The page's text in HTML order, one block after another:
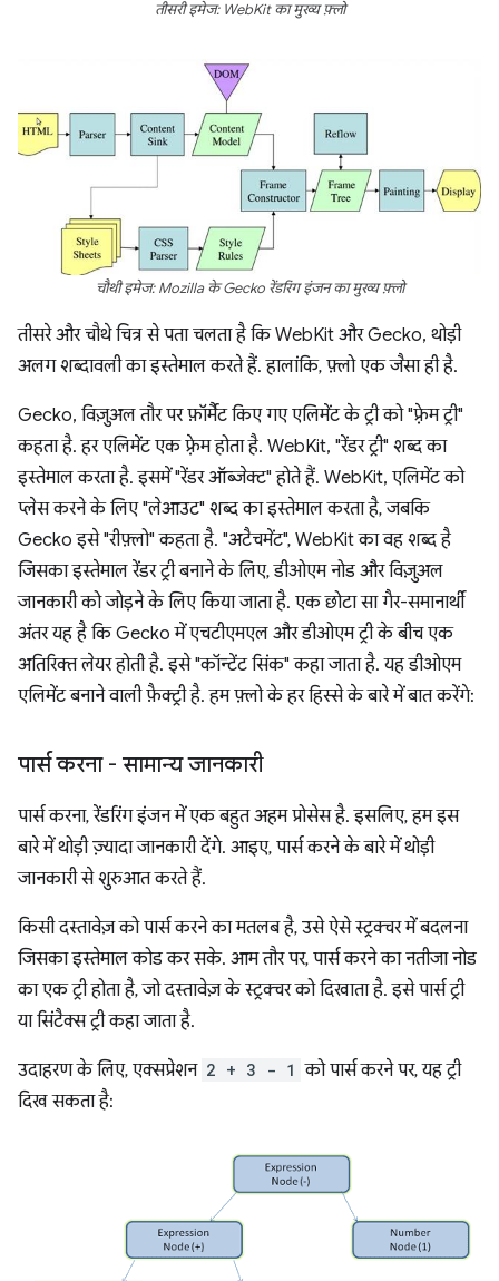
तीसरी इमेज: WebKit का मुख्य फ़्लो
चौथी इमेज: Mozilla के Gecko रेंडरिंग इंजन का मुख्य फ़्लो
तीसरे और चौथे चित्र से पता चलता है कि WebKit और Gecko, थोड़ी
अलग शब्दावली का इस्तेमाल करते हैं. हालांकि, फ़्लो एक जैसा ही है.
Gecko, विज़ुअल तौर पर फ़ॉर्मैट किए गए एलिमेंट के ट्री को "फ़्रेम ट्री"
कहता है. हर एलिमेंट एक फ़्रेम होता है. WebKit, "रेंडर ट्री" शब्द का
इस्तेमाल करता है. इसमें "रेंडर ऑब्जेक्ट" होते हैं. WebKit, एलिमेंट को
प्लेस करने के लिए "लेआउट" शब्द का इस्तेमाल करता है, जबकि
Gecko इसे "रीफ़्लो" कहता है. "अटैचमेंट", WebKit का वह शब्द है
जिसका इस्तेमाल रेंडर ट्री बनाने के लिए, डीओएम नोड और विज़ुअल
जानकारी को जोड़ने के लिए किया जाता है. एक छोटा सा गैर-समानार्थी
अंतर यह है कि Gecko में एचटीएमएल और डीओएम ट्री के बीच एक
अतिरिक्त लेयर होती है. इसे "कॉन्टेंट सिंक" कहा जाता है. यह डीओएम
एलिमेंट बनाने वाली फ़ैक्ट्री है. हम फ़्लो के हर हिस्से के बारे में बात करेंगे:
पार्स करना - सामान्य जानकारी
पार्स करना, रेंडरिंग इंजन में एक बहुत अहम प्रोसेस है. इसलिए, हम इस
बारे में थोड़ी ज़्यादा जानकारी देंगे. आइए, पार्स करने के बारे में थोड़ी
जानकारी से शुरुआत करते हैं.
किसी दस्तावेज़ को पार्स करने का मतलब है, उसे ऐसे स्ट्रक्चर में बदलना
जिसका इस्तेमाल कोड कर सके. आम तौर पर, पार्स करने का नतीजा नोड
का एक ट्री होता है, जो दस्तावेज़ के स्ट्रक्चर को दिखाता है. इसे पार्स ट्री
या सिंटैक्स ट्री कहा जाता है.
उदाहरण के लिए, एक्सप्रेशन 2 + 3 - 1 को पार्स करने पर, यह ट्री
दिख सकता है: